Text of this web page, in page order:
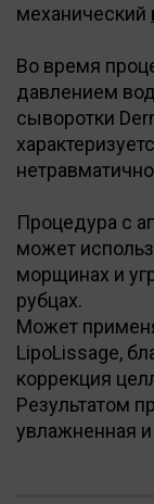
механический
Во время
давлением
сыворотки
Процедура с
может
морщинах и
рубцах.
Может
LipoLissage,
коррекция
Результатом
увлажненная